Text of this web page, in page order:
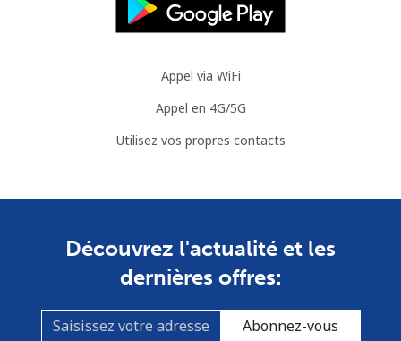
Appel via WiFi
Appel en 4G/5G
Utilisez vos propres contacts
Découvrez l'actualité et les
dernières offres:
Abonnez-vous